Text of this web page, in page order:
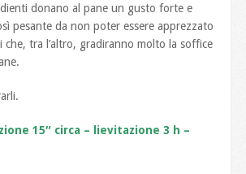
donano al pane un gusto forte e
pesante da non poter essere apprezzato
che, tra l’altro, gradiranno molto la soffice
15″ circa – lievitazione 3 h –